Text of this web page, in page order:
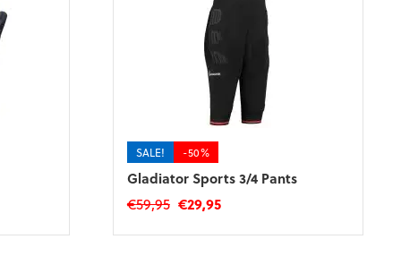
SALE! -50%
Gladiator Sports 3/4 Pants
€59,95 Oorspronkelijke
€29,95Huidige
Dit